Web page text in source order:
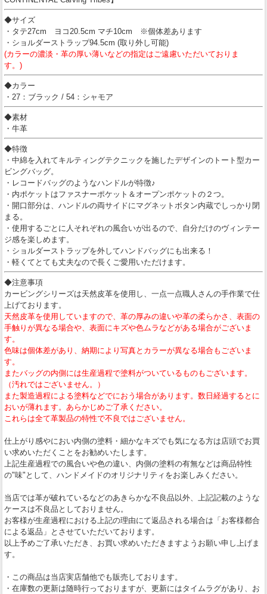
◆サイズ
・タテ27cm ヨコ20.5cm マチ10cm ※個体差あります
・ショルダーストラップ94.5cm (取り外し可能)
(カラーの濃淡・革の厚い薄いなどの指定はご遠慮いただいておりま
す。)
◆カラー
・27：ブラック / 54：シャモア
◆素材
・牛革
◆特徴
・中綿を入れてキルティングテクニックを施したデザインのトート型カー
ビングバッグ。
・レコードバッグのようなハンドルが特徴♪
・内ポケットはファスナーポケット＆オープンポケットの２つ。
・開口部分は、ハンドルの両サイドにマグネットボタン内蔵でしっかり閉
まる。
・使用するごとに人それぞれの風合いが出るので、自分だけのヴィンテー
ジ感を楽しめます。
・ショルダーストラップを外してハンドバッグにも出来る！
・軽くてとても丈夫なので長くご愛用いただけます。
◆注意事項
カービングシリーズは天然皮革を使用し、一点一点職人さんの手作業で仕
上げております。
天然皮革を使用していますので、革の厚みの違いや革の柔らかさ、表面の
手触りが異なる場合や、表面にキズや色ムラなどがある場合がございま
す。
色味は個体差があり、納期により写真とカラーが異なる場合もございま
す。
またバッグの内側には生産過程で塗料がついているものもございます。
（汚れではございません。）
また製造過程による塗料などでにおう場合があります。数日経過するとに
おいが薄れます。あらかじめご了承ください。
これらは全て革製品の特性で不良ではございません。
仕上がり感やにおい内側の塗料・細かなキズでも気になる方は店頭でお買
い求めいただくことをお勧めいたします。
上記生産過程での風合いや色の違い、内側の塗料の有無などは商品特性
の"味"として、ハンドメイドのオリジナリティをお楽しみください。
当店では革が破れているなどのあきらかな不良品以外、上記記載のような
ケースは不良品としておりません。
お客様が生産過程における上記の理由にて返品される場合は「お客様都合
による返品」とさせていただいております。
以上予めご了承いただき、お買い求めいただきますようお願い申し上げま
す。
・この商品は当店実店舗他でも販売しております。
・在庫数の更新は随時行っておりますが、更新にはタイムラグがあり、お